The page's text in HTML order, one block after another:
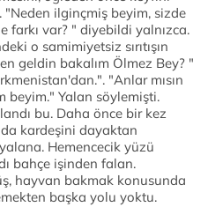
ilginçmiş beyim, sizde
farkı var? " diyebildi yalnızca.
o samimiyetsiz sırıtışın
geldin bakalım Ölmez Bey? "
"Anlar mısın
beyim." Yalan söylemişti.
bu. Daha önce bir kez
kardeşini dayaktan
Hemencecik yüzü
bahçe işinden falan.
hayvan bakmak konusunda
başka yolu yoktu.